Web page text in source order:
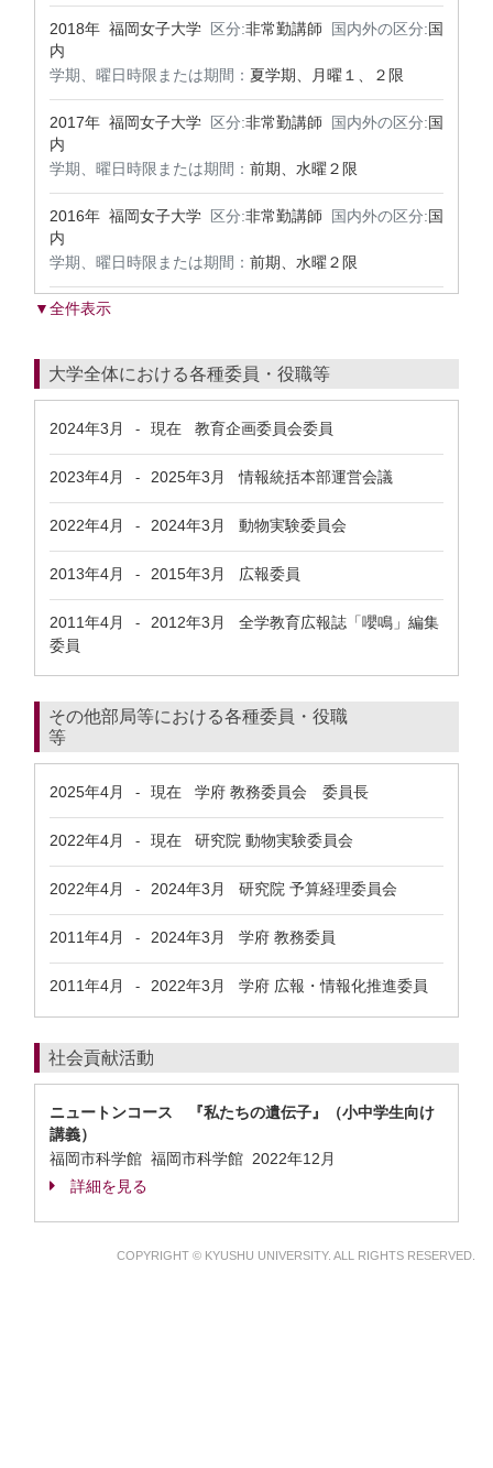
2018年 福岡女子大学 区分:非常勤講師 国内外の区分:国
内
学期、曜日時限または期間： 夏学期、月曜１、２限
2017年 福岡女子大学 区分:非常勤講師 国内外の区分:国
内
学期、曜日時限または期間： 前期、水曜２限
2016年 福岡女子大学 区分:非常勤講師 国内外の区分:国
内
学期、曜日時限または期間： 前期、水曜２限
▼全件表示
大学全体における各種委員・役職等
2024年3月 - 現在 教育企画委員会委員
2023年4月 - 2025年3月 情報統括本部運営会議
2022年4月 - 2024年3月 動物実験委員会
2013年4月 - 2015年3月 広報委員
2011年4月 - 2012年3月
全学教育広報誌「嚶鳴」編集
委員
その他部局等における各種委員・役職
等
2025年4月 - 現在 学府 教務委員会 委員長
2022年4月 - 現在 研究院 動物実験委員会
2022年4月 - 2024年3月 研究院 予算経理委員会
2011年4月 - 2024年3月 学府 教務委員
2011年4月 - 2022年3月 学府 広報・情報化推進委員
社会貢献活動
ニュートンコース 『私たちの遺伝子』（小中学生向け
講義）
福岡市科学館 福岡市科学館 2022年12月
詳細を見る
COPYRIGHT © KYUSHU UNIVERSITY. ALL RIGHTS RESERVED.